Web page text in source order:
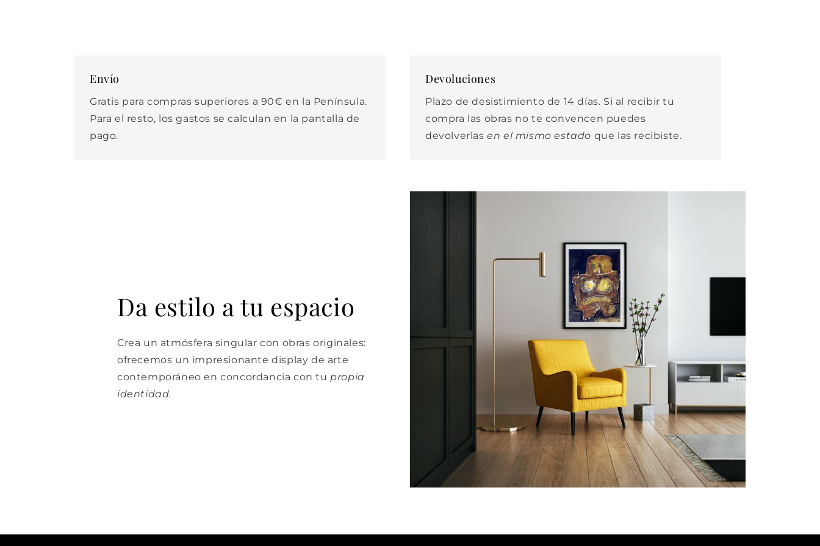
Envío
Gratis para compras superiores a 90€ en la Península.
Para el resto, los gastos se calculan en la pantalla de
pago.
Devoluciones
Plazo de desistimiento de 14 días. Si al recibir tu
compra las obras no te convencen puedes
devolverlasen el mismo estado que las recibiste.
Da estilo a tu espacio
Crea un atmósfera singular con obras originales:
ofrecemos un impresionante display de arte
contemporáneo en concordancia con tu propia
identidad.